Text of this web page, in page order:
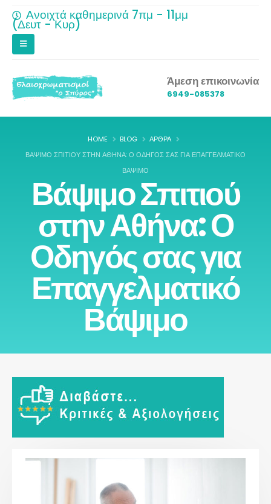
Ανοιχτά καθημερινά 7πμ - 11μμ
(Δευτ - Κυρ)
Άμεση επικοινωνία
6949-085378
HOME BLOG
ΆΡΘΡΑ
ΒΆΨΙΜΟ ΣΠΙΤΙΟΎ ΣΤΗΝ ΑΘΉΝΑ: Ο ΟΔΗΓΌΣ ΣΑΣ ΓΙΑ ΕΠΑΓΓΕΛΜΑΤΙΚΌ
ΒΆΨΙΜΟ
Βάψιμο Σπιτιού
στην Αθήνα: Ο
Οδηγός σας για
Επαγγελματικό
Βάψιμο